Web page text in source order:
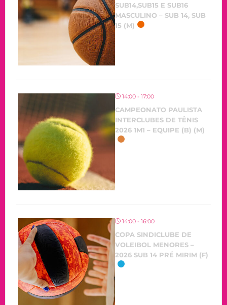
SUB14,SUB15 E SUB16
MASCULINO – SUB 14, SUB
15 (M)
14:00 - 17:00
CAMPEONATO PAULISTA
INTERCLUBES DE TÊNIS
2026 1M1 – EQUIPE (B) (M)
14:00 - 16:00
COPA SINDICLUBE DE
VOLEIBOL MENORES –
2026 SUB 14 PRÉ MIRIM (F)